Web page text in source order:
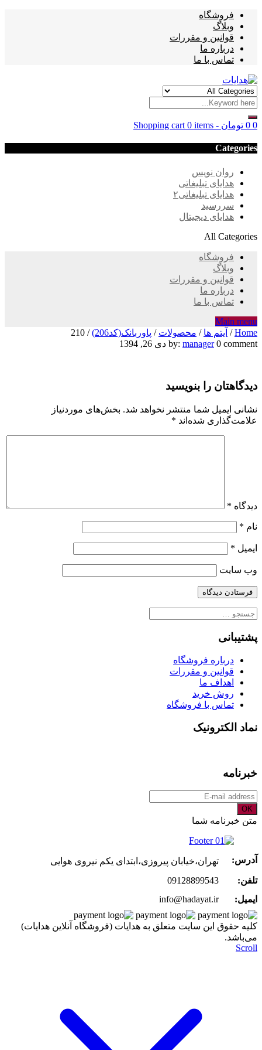
فروشگاه
وبلاگ
قوانین و مقررات
درباره ما
تماس با ما
Shopping cart 0 items - 0 تومان 0
Categories
روان نویس
هدایای تبلیغاتی
هدایای تبلیغاتی۲
سررسید
هدایای دیجیتال
All Categories
فروشگاه
وبلاگ
قوانین و مقررات
درباره ما
تماس با ما
Main menu
Home
/ آیتم ها / محصولات / پاوربانک(کد206) /
210
210
by: manager 0 comment دی 26, 1394
دیدگاهتان را بنویسید
نشانی ایمیل شما منتشر نخواهد شد. بخش‌های موردنیاز
علامت‌گذاری شده‌اند *
دیدگاه *
نام *
ایمیل *
وب‌ سایت
جستجو
پشتیبانی
درباره فروشگاه
قوانین و مقررات
اهداف ما
روش خرید
تماس با فروشگاه
نماد الکترونیک
خبرنامه
OK
متن خبرنامه شما
آدرس:
تهران،خیابان پیروزی،ابتدای یکم نیروی هوایی
تلفن:
09128899543
ایمیل:
info@hadayat.ir
کليه حقوق اين سايت متعلق به هدایات (فروشگاه آنلاین هدایات)
می‌باشد.
Scroll